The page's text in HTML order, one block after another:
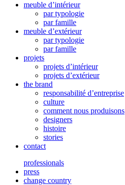
meuble d’intérieur
par typologie
par famille
meuble d’extérieur
par typologie
par famille
projets
projets d’intérieur
projets d’extérieur
the brand
responsabilité d’entreprise
culture
comment nous produisons
designers
histoire
stories
contact
professionals
press
change country